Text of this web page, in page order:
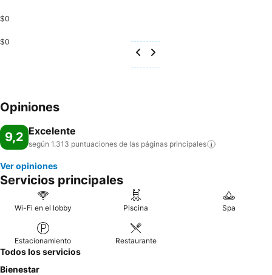
$0
$0
Opiniones
9,2 Excelente
según 1.313 puntuaciones de las páginas principales
Ver opiniones
Servicios principales
Wi-Fi en el lobby Piscina Spa
Estacionamiento Restaurante
Todos los servicios
Bienestar